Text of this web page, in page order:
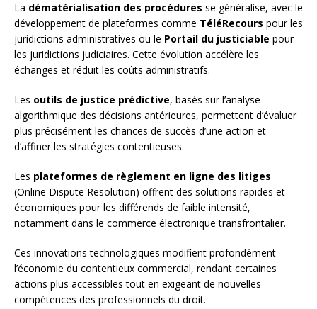
La dématérialisation des procédures se généralise, avec le
développement de plateformes comme TéléRecours pour les
juridictions administratives ou le Portail du justiciable pour
les juridictions judiciaires. Cette évolution accélère les
échanges et réduit les coûts administratifs.
Les outils de justice prédictive, basés sur l’analyse
algorithmique des décisions antérieures, permettent d’évaluer
plus précisément les chances de succès d’une action et
d’affiner les stratégies contentieuses.
Les plateformes de règlement en ligne des litiges
(Online Dispute Resolution) offrent des solutions rapides et
économiques pour les différends de faible intensité,
notamment dans le commerce électronique transfrontalier.
Ces innovations technologiques modifient profondément
l’économie du contentieux commercial, rendant certaines
actions plus accessibles tout en exigeant de nouvelles
compétences des professionnels du droit.